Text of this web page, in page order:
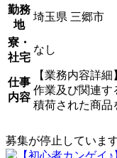
勤務
地
埼玉県 三郷市
寮・
社宅
なし
仕事
内容
【業務内容詳
作業及び関連す
積荷された商品
募集が停止していま